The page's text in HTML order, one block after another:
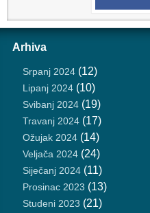
Arhiva
Srpanj 2024(12)
Lipanj 2024(10)
Svibanj 2024(19)
Travanj 2024(17)
Ožujak 2024(14)
Veljača 2024(24)
Siječanj 2024(11)
Prosinac 2023 (13)
Studeni 2023 (21)